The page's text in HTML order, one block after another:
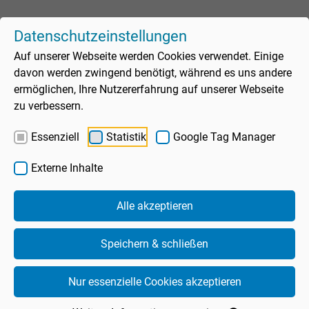
Datenschutzeinstellungen
Auf unserer Webseite werden Cookies verwendet. Einige
davon werden zwingend benötigt, während es uns andere
ermöglichen, Ihre Nutzererfahrung auf unserer Webseite
zu verbessern.
Essenziell Statistik Google Tag Manager
Externe Inhalte
Alle akzeptieren
Speichern & schließen
Nur essenzielle Cookies akzeptieren
Assistent
Schwimmbad
Sauna
Wellness
Freizeitangebote
Gästeaufkommen
Spaßbad Sauna
7.00-10.30 Uhr
(Mo: ab 10.00 Uhr)
Sportbad bei Freibadbetrieb 10:30–19:30 Uhr geschlossen
Freibad